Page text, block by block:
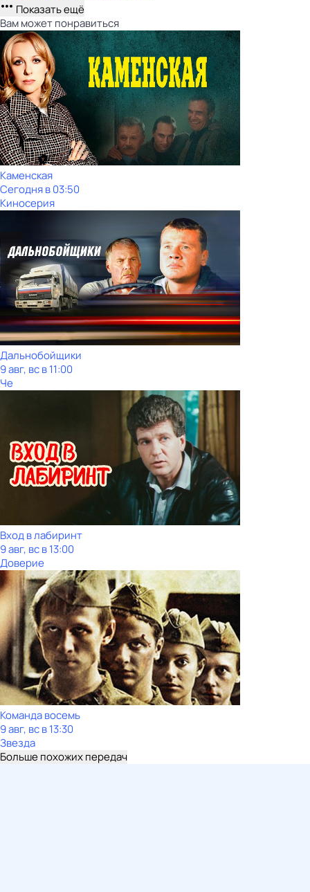
Показать ещё
Вам может понравиться
Каменская
Сегодня в 03:50
Киносерия
Дальнобойщики
9 авг, вс в 11:00
Че
Вход в лабиринт
9 авг, вс в 13:00
Доверие
Команда восемь
9 авг, вс в 13:30
Звезда
Больше похожих передач